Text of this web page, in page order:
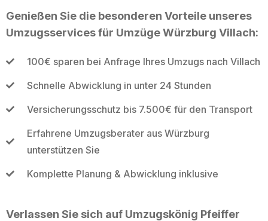
Genießen Sie die besonderen Vorteile unseres
Umzugsservices für Umzüge Würzburg Villach:
100€ sparen bei Anfrage Ihres Umzugs nach Villach
Schnelle Abwicklung in unter 24 Stunden
Versicherungsschutz bis 7.500€ für den Transport
Erfahrene Umzugsberater aus Würzburg
unterstützen Sie
Komplette Planung & Abwicklung inklusive
Verlassen Sie sich auf Umzugskönig Pfeiffer